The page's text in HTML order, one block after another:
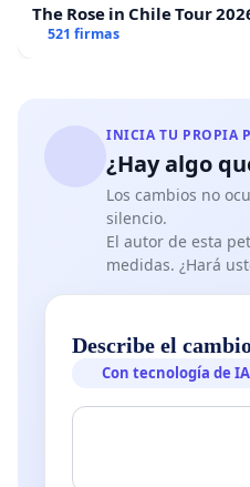
The Rose in Chile Tour
521 firmas
INICIA TU PROPIA
¿Hay algo
Los cambios no
silencio.
El autor de esta
medidas. ¿Hará
Describe el
Con tecnología de IA